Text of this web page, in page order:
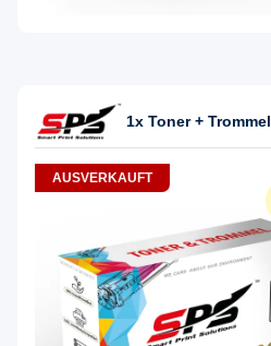
1x Toner +
AUSVERKAUFT